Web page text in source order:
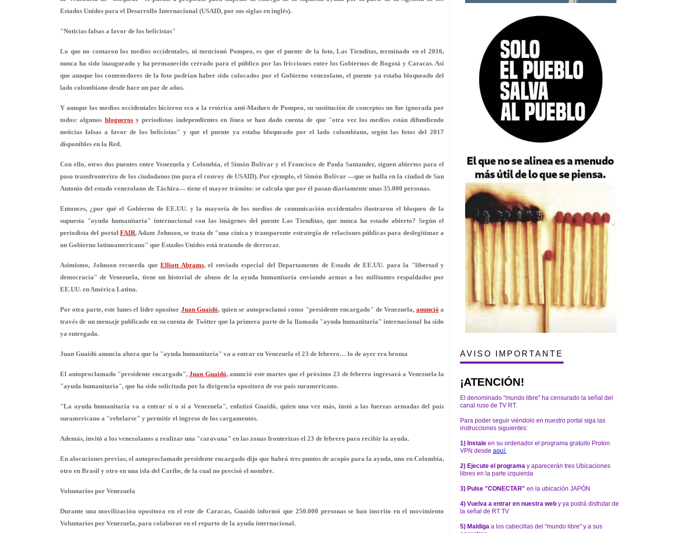
Estados Unidos para el Desarrollo Internacional (USAID, por sus siglas en inglés).
"Noticias falsas a favor de los belicistas"
Lo que no contaron los medios occidentales, ni mencionó Pompeo, es que el puente de la foto, Las Tienditas, terminado en el 2016,
nunca ha sido inaugurado y ha permanecido cerrado para el público por las fricciones entre los Gobiernos de Bogotá y Caracas. Así
que aunque los contenedores de la foto podrían haber sido colocados por el Gobierno venezolano, el puente ya estaba bloqueado del
lado colombiano desde hace un par de años.
Y aunque los medios occidentales hicieron eco a la retórica anti-Maduro de Pompeo, su sustitución de conceptos no fue ignorada por
todos: algunos bloguerosy periodistas independientes en línea se han dado cuenta de que "otra vez los medios están difundiendo
noticias falsas a favor de los belicistas" y que el puente ya estaba bloqueado por el lado colombiano, según las fotos del 2017
disponibles en la Red.
Con ello, otros dos puentes entre Venezuela y Colombia, el Simón Bolívar y el Francisco de Paula Santander, siguen abiertos para el
paso transfronterizo de los ciudadanos (no para el convoy de USAID). Por ejemplo, el Simón Bolívar —que se halla en la ciudad de San
Antonio del estado venezolano de Táchira— tiene el mayor tránsito: se calcula que por él pasan diariamente unas 35.000 personas.
Entonces, ¿por qué el Gobierno de EE.UU. y la mayoría de los medios de comunicación occidentales ilustraron el bloqueo de la
supuesta "ayuda humanitaria" internacional con las imágenes del puente Las Tienditas, que nunca ha estado abierto? Según el
periodista del portalFAIR, Adam Johnson, se trata de "una cínica y transparente estrategia de relaciones públicas para deslegitimar a
un Gobierno latinoamericano" que Estados Unidos está tratando de derrocar.
Asimismo, Johnson recuerda que Elliott Abrams, el enviado especial del Departamento de Estado de EE.UU. para la "libertad y
democracia" de Venezuela, tiene un historial de abuso de la ayuda humanitaria enviando armasa los militantes respaldados por
EE.UU. en América Latina.
Por otra parte, este lunes el líder opositor Juan Guaidó, quien se autoproclamó como "presidente encargado" de Venezuela, anunció a
través de un mensaje publicado en su cuenta de Twitter que la primera parte de la llamada "ayuda humanitaria" internacional ha sido
ya entregada.
Juan Guaidó anuncia ahora que la "ayuda humanitaria" va a entrar en Venezuela el 23 de febrero… lo de ayer era broma
El autoproclamado "presidente encargado", Juan Guaidó, anunció este martes que el próximo 23 de febrero ingresará a Venezuela la
"ayuda humanitaria", que ha sido solicitada por la dirigencia opositora de ese país suramericano.
"La ayuda humanitaria va a entrar sí o sí a Venezuela", enfatizó Guaidó, quien una vez más, instó a las fuerzas armadas del país
suramericano a "rebelarse" y permitir el ingreso de los cargamentos.
Además, invitó a los venezolanos a realizar una "caravana" en las zonas fronterizas el 23 de febrero para recibir la ayuda.
En alocuciones previas, el autoproclamado presidente encargado dijo que habrá tres puntos de acopio para la ayuda, uno en Colombia,
otro en Brasil y otro en una isla del Caribe, de la cual no precisó el nombre.
Voluntarios por Venezuela
Durante una movilización opositora en el este de Caracas, Guaidó informó que 250.000 personas se han inscrito en el movimiento
Voluntarios por Venezuela, para colaborar en el reparto de la ayuda internacional.
AVISO IMPORTANTE
¡ATENCIÓN!
El denominado "mundo libre" ha censurado la señal del
canal ruso de TV RT.
Para poder seguir viéndolo en nuestro portal siga las
instrucciones siguientes:
1) Instale en su ordenador el programa gratuito Proton
VPN desde aquí:
2) Ejecute el programa y aparecerán tres Ubicaciones
libres en la parte izquierda
3) Pulse "CONECTAR" en la ubicación JAPÓN
4) Vuelva a entrar en nuestra web y ya podrá disfrutar de
la señal de RT TV
5) Maldiga a los cabecillas del "mundo libre" y a sus